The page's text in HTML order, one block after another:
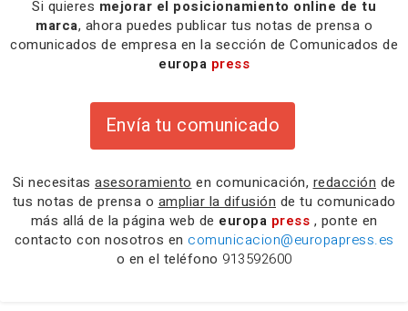
Si quieres mejorar el posicionamiento online de tu
marca, ahora puedes publicar tus notas de prensa o
comunicados de empresa en la sección de Comunicados de
europa press
Envía tu comunicado
Si necesitas asesoramiento en comunicación, redacción de
tus notas de prensa o ampliar la difusión de tu comunicado
más allá de la página web de europa press , ponte en
contacto con nosotros en comunicacion@europapress.es
o en el teléfono 913592600